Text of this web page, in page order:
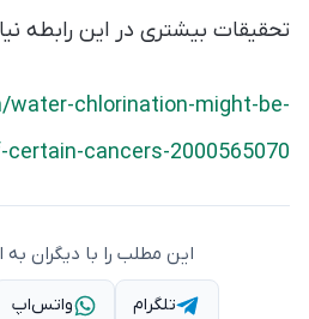
تحقیقات بیشتری در این رابطه
chlorination-might-be-
cancers-2000565070
این مطلب را با دیگران به
تلگرام واتس‌اپ